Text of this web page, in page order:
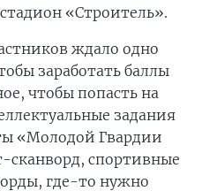
«Строитель».
ждало одно
заработать баллы
чтобы попасть на
задания
«Молодой Гвардии
сканворд, спортивные
где-то нужно